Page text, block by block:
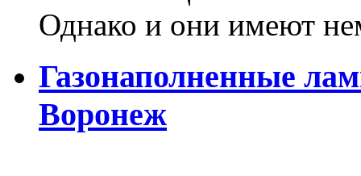
Однако и они имеют
Газонаполненные
Воронеж